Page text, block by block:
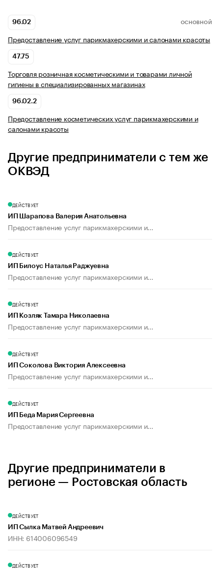
96.02 ОСНОВНОЙ
Предоставление услуг парикмахерскими и салонами красоты
47.75
Торговля розничная косметическими и товарами личной
гигиены в специализированных магазинах
96.02.2
Предоставление косметических услуг парикмахерскими и
салонами красоты
Другие предприниматели с тем же
ОКВЭД
ДЕЙСТВУЕТ
ИП Шарапова Валерия Анатольевна
Предоставление услуг парикмахерскими и...
ДЕЙСТВУЕТ
ИП Билоус Наталья Раджуевна
Предоставление услуг парикмахерскими и...
ДЕЙСТВУЕТ
ИП Козляк Тамара Николаевна
Предоставление услуг парикмахерскими и...
ДЕЙСТВУЕТ
ИП Соколова Виктория Алексеевна
Предоставление услуг парикмахерскими и...
ДЕЙСТВУЕТ
ИП Беда Мария Сергеевна
Предоставление услуг парикмахерскими и...
Другие предприниматели в
регионе — Ростовская область
ДЕЙСТВУЕТ
ИП Сылка Матвей Андреевич
ИНН: 614006096549
ДЕЙСТВУЕТ